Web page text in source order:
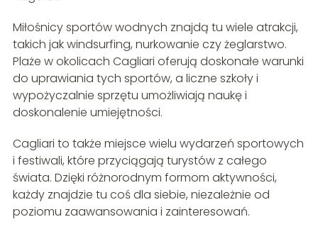
Miłośnicy sportów wodnych znajdą tu wiele atrakcji,
takich jak windsurfing, nurkowanie czy żeglarstwo.
Plaże w okolicach Cagliari oferują doskonałe warunki
do uprawiania tych sportów, a liczne szkoły i
wypożyczalnie sprzętu umożliwiają naukę i
doskonalenie umiejętności.
Cagliari to także miejsce wielu wydarzeń sportowych
i festiwali, które przyciągają turystów z całego
świata. Dzięki różnorodnym formom aktywności,
każdy znajdzie tu coś dla siebie, niezależnie od
poziomu zaawansowania i zainteresowań.